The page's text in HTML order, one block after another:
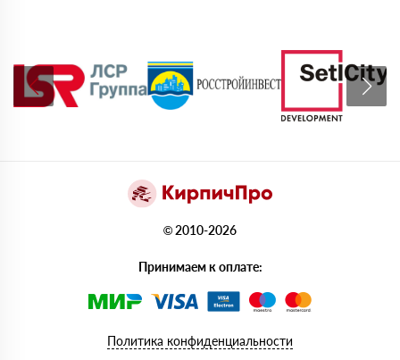
© 2010-2026
Принимаем к оплате:
Политика конфиденциальности